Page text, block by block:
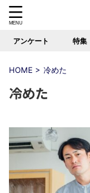
アンケート 特集
HOME > 冷めた
冷めた